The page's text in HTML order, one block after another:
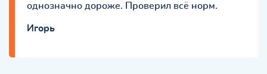
однозначно дороже. Проверил всё норм.
Игорь